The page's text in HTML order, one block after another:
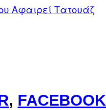
Αφαιρεί Τατουάζ
, FACEBOOK